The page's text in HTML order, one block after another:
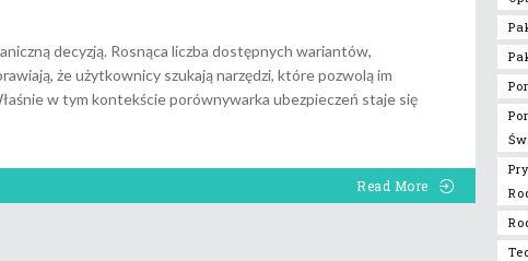
decyzją. Rosnąca liczba dostępnych wariantów,
że użytkownicy szukają narzędzi, które pozwolą im
w tym kontekście porównywarka ubezpieczeń staje się
Read More